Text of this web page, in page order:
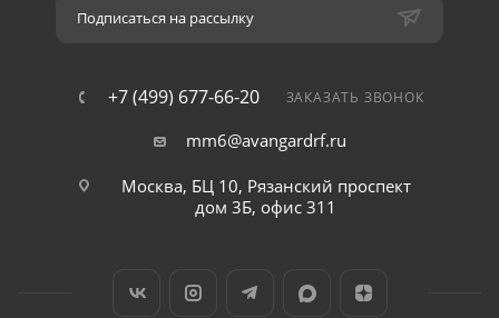
Подписаться на рассылку
+7 (499) 677-66-20 ЗАКАЗАТЬ ЗВОНОК
mm6@avangardrf.ru
Москва, БЦ 10, Рязанский проспект
дом 3Б, офис 311